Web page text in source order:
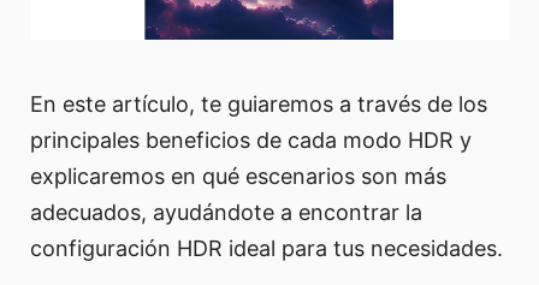
En este artículo, te guiaremos a través de los
principales beneficios de cada modo HDR y
explicaremos en qué escenarios son más
adecuados, ayudándote a encontrar la
configuración HDR ideal para tus necesidades.